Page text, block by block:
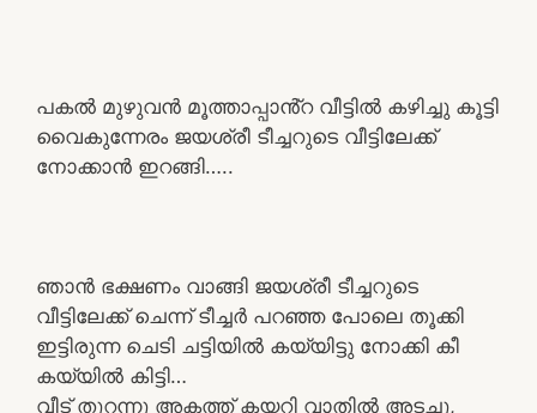
പകൽ മുഴുവൻ മൂത്താപ്പാൻ്റ വീട്ടിൽ കഴിച്ചു കൂട്ടി
വൈകുന്നേരം ജയശ്രീ ടീച്ചറുടെ വീട്ടിലേക്ക്
നോക്കാൻ ഇറങ്ങി…..
ഞാൻ ഭക്ഷണം വാങ്ങി ജയശ്രീ ടീച്ചറുടെ
വീട്ടിലേക്ക് ചെന്ന് ടീച്ചർ പറഞ്ഞ പോലെ തൂക്കി
ഇട്ടിരുന്ന ചെടി ചട്ടിയിൽ കയ്യിട്ടു നോക്കി കീ
കയ്യിൽ കിട്ടി…
വീട് തുറന്നു അകത്ത് കയറി വാതിൽ അടച്ചു,